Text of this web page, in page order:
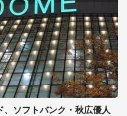
ソフトバンク・秋広優人